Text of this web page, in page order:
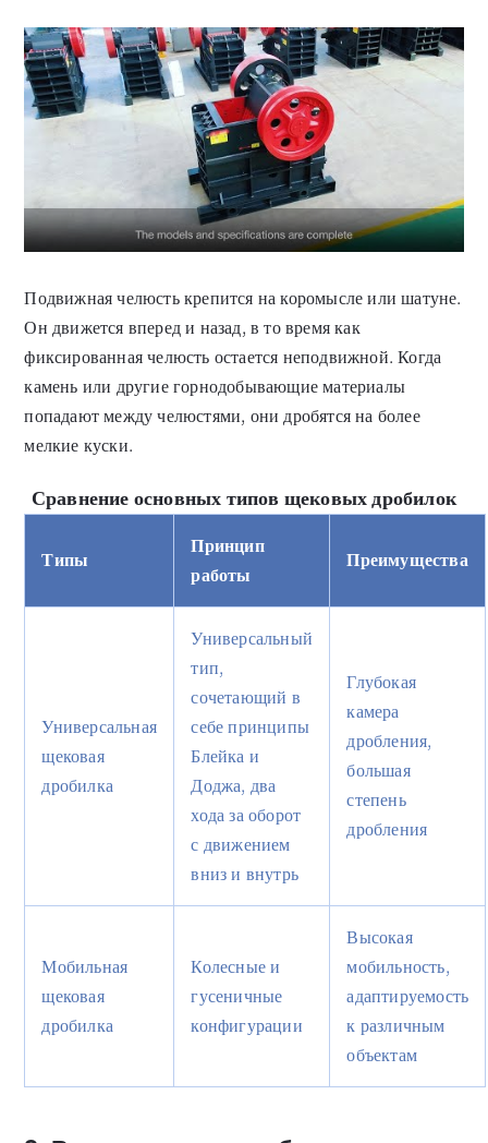
Подвижная челюсть крепится на коромысле или шатуне.
Он движется вперед и назад, в то время как
фиксированная челюсть остается неподвижной. Когда
камень или другие горнодобывающие материалы
попадают между челюстями, они дробятся на более
мелкие куски.
Сравнение основных типов щековых дробилок
Типы
Принцип
работы
Преимущества
Универсальная
щековая
дробилка
Универсальный
тип,
сочетающий в
себе принципы
Блейка и
Доджа, два
хода за оборот
с движением
вниз и внутрь
Глубокая
камера
дробления,
большая
степень
дробления
Мобильная
щековая
дробилка
Колесные и
гусеничные
конфигурации
Высокая
мобильность,
адаптируемость
к различным
объектам